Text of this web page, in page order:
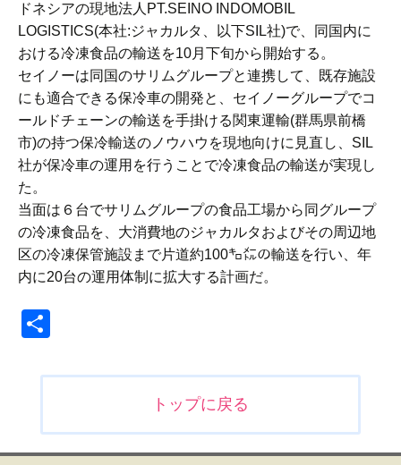
ドネシアの現地法人PT.SEINO INDOMOBIL
LOGISTICS(本社:ジャカルタ、以下SIL社)で、同国内に
おける冷凍食品の輸送を10月下旬から開始する。
セイノーは同国のサリムグループと連携して、既存施設
にも適合できる保冷車の開発と、セイノーグループでコ
ールドチェーンの輸送を手掛ける関東運輸(群馬県前橋
市)の持つ保冷輸送のノウハウを現地向けに見直し、SIL
社が保冷車の運用を行うことで冷凍食品の輸送が実現し
た。
当面は６台でサリムグループの食品工場から同グループ
の冷凍食品を、大消費地のジャカルタおよびその周辺地
区の冷凍保管施設まで片道約100㌔㍍の輸送を行い、年
内に20台の運用体制に拡大する計画だ。
ビ
トップに戻る